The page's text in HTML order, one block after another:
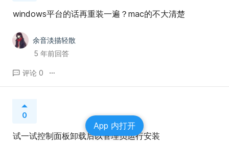
windows平台的话再重装一遍？mac的不大清楚
余音淡描轻散
5 年前回答
评论 0
0
试一试控制面板卸载后以管理员运行安装
App 内打开